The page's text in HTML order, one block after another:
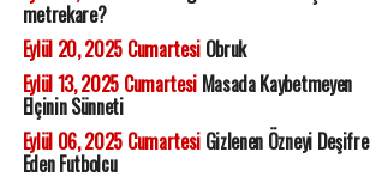
metrekare?
Eylül 20, 2025 CumartesiObruk
Eylül 13, 2025 CumartesiMasada Kaybetmeyen
Elçinin Sünneti
Eylül 06, 2025 CumartesiGizlenen Özneyi Deşifre
Eden Futbolcu